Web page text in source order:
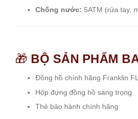
Chống nước: 5ATM (rửa tay,
🎁 BỘ SẢN PHẨM
Đồng hồ chính hãng Franklin
Hộp đựng đồng hồ sang trọng
Thẻ bảo hành chính hãng